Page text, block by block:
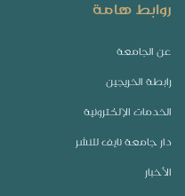
روابط هامة
عن الجامعة
رابطة الخريجين
الخدمات الإلكترونية
دار جامعة نايف للنشر
الأخبار